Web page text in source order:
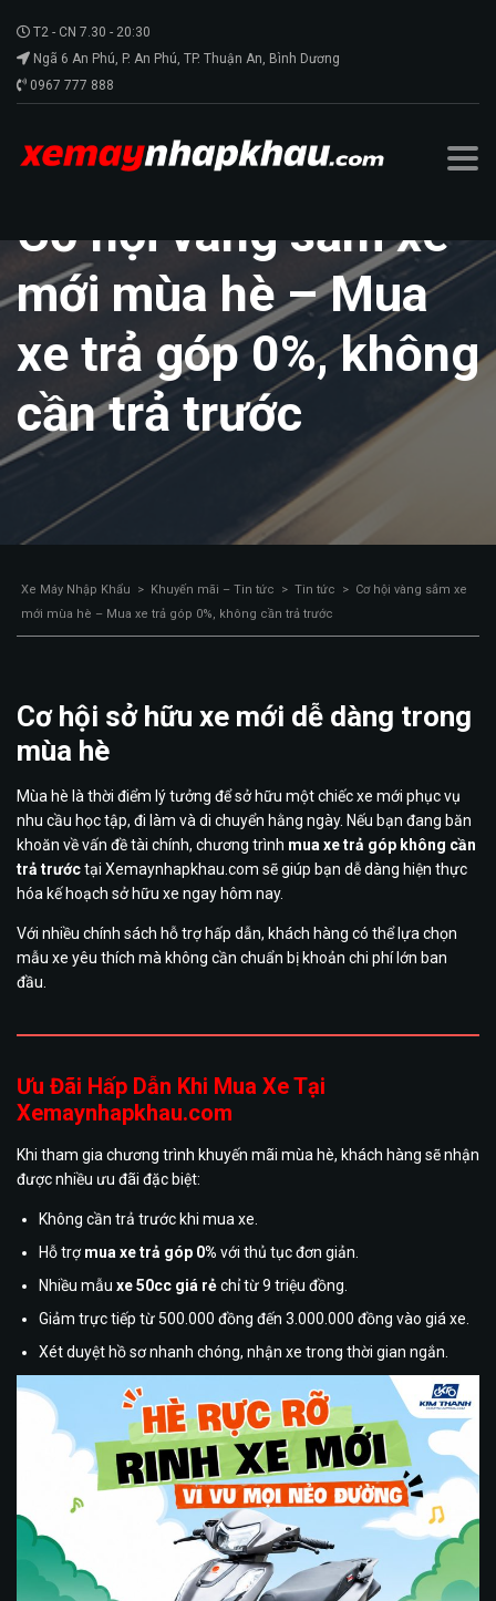
T2 - CN 7.30 - 20:30
Ngã 6 An Phú, P. An Phú, TP. Thuận An, Bình Dương
0967 777 888
Cơ hội vàng sắm xe
mới mùa hè – Mua
xe trả góp 0%, không
cần trả trước
Xe Máy Nhập Khẩu > Khuyến mãi – Tin tức > Tin tức > Cơ hội vàng sắm xe
mới mùa hè – Mua xe trả góp 0%, không cần trả trước
Cơ hội sở hữu xe mới dễ dàng trong
mùa hè
Mùa hè là thời điểm lý tưởng để sở hữu một chiếc xe mới phục vụ
nhu cầu học tập, đi làm và di chuyển hằng ngày. Nếu bạn đang băn
khoăn về vấn đề tài chính, chương trình mua xe trả góp không cần
trả trướctại Xemaynhapkhau.com sẽ giúp bạn dễ dàng hiện thực
hóa kế hoạch sở hữu xe ngay hôm nay.
Với nhiều chính sách hỗ trợ hấp dẫn, khách hàng có thể lựa chọn
mẫu xe yêu thích mà không cần chuẩn bị khoản chi phí lớn ban
đầu.
Ưu Đãi Hấp Dẫn Khi Mua Xe Tại
Xemaynhapkhau.com
Khi tham gia chương trình khuyến mãi mùa hè, khách hàng sẽ nhận
được nhiều ưu đãi đặc biệt:
Không cần trả trước khi mua xe.
Hỗ trợmua xe trả góp 0% với thủ tục đơn giản.
Nhiều mẫu xe 50cc giá rẻchỉ từ 9 triệu đồng.
Giảm trực tiếp từ 500.000 đồng đến 3.000.000 đồng vào giá xe.
Xét duyệt hồ sơ nhanh chóng, nhận xe trong thời gian ngắn.